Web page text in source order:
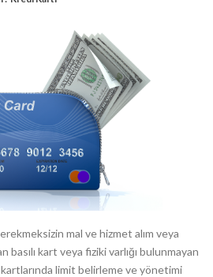
mal ve hizmet alım veya
basılı kart veya fiziki varlığı bulunmayan
kartlarında limit belirleme ve yönetimi